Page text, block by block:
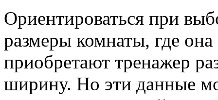
Ориентироваться при
размеры комнаты, где
приобретают тренажер
ширину. Но эти данные